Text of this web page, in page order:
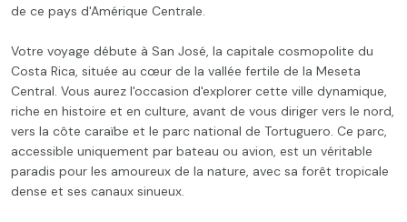
de ce pays d'Amérique Centrale.
Votre voyage débute à San José, la capitale cosmopolite du
Costa Rica, située au cœur de la vallée fertile de la Meseta
Central. Vous aurez l'occasion d'explorer cette ville dynamique,
riche en histoire et en culture, avant de vous diriger vers le nord,
vers la côte caraïbe et le parc national de Tortuguero. Ce parc,
accessible uniquement par bateau ou avion, est un véritable
paradis pour les amoureux de la nature, avec sa forêt tropicale
dense et ses canaux sinueux.